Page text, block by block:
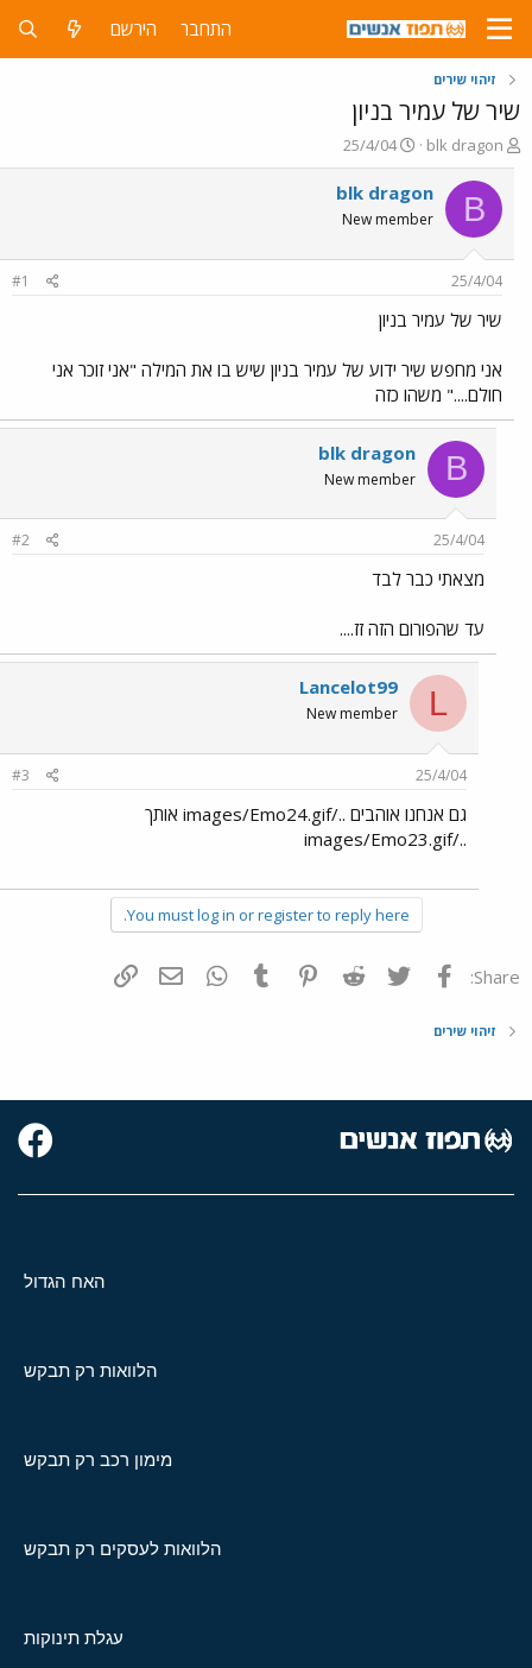
התחבר הירשם
זיהוי שירים
שיר של עמיר בניון
פ
ו
ת
ח
ה
ש
א
blk dragon
פ
ו
ר
ם
ר
25/4/04
B
blk dragon
New member
25/4/04
#1
שיר של עמיר בניון
אני מחפש שיר ידוע של עמיר בניון שיש בו את המילה "אני זוכר אני
חולם...." משהו כזה
B
blk dragon
New member
25/4/04
#2
מצאתי כבר לבד
עד שהפורום הזה זז....
L
Lancelot99
New member
25/4/04
#3
גם אנחנו אוהבים ../images/Emo24.gif אותך
../images/Emo23.gif
You must log in or register to reply here.
Share: פייסבוק Twitter
Reddit
Pinterest
Tumblr
WhatsAppדואר אלקטרוני
זיהוי שירים
האח הגדול
הלוואות רק תבקש
מימון רכב רק תבקש
הלוואות לעסקים רק תבקש
עגלת תינוקות